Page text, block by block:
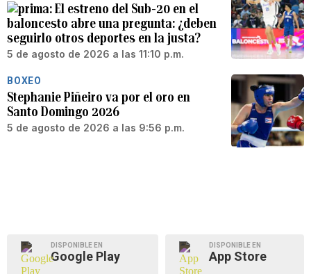
El estreno del Sub-20 en el
baloncesto abre una pregunta: ¿deben
seguirlo otros deportes en la justa?
5 de agosto de 2026 a las 11:10 p.m.
BOXEO
Stephanie Piñeiro va por el oro en
Santo Domingo 2026
5 de agosto de 2026 a las 9:56 p.m.
DISPONIBLE EN
Google Play
DISPONIBLE EN
App Store